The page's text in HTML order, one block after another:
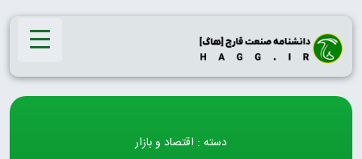
Skip
content
دسته : اقتصاد و بازار